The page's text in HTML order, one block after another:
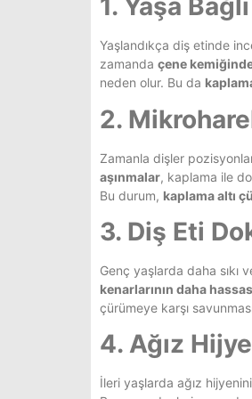
1. Yaşa
Yaşlandıkça diş etinde
zamanda çene
neden olur. Bu da
2.
Zamanla dişler
aşınmalar, kaplama ile
Bu durum, kaplama altı
3. Diş Eti
Genç yaşlarda daha sıkı
kenarlarının daha
çürümeye karşı
4. Ağız
İleri yaşlarda ağız